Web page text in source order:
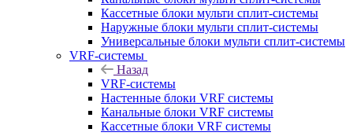
Кассетные блоки мульти сплит-системы
Наружные блоки мульти сплит-системы
Универсальные блоки мульти сплит-системы
VRF-системы
Назад
VRF-системы
Настенные блоки VRF системы
Канальные блоки VRF системы
Кассетные блоки VRF системы